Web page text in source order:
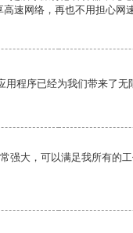
速网络，再也不用担心网
用程序已经为我们带来了无
强大，可以满足我所有的